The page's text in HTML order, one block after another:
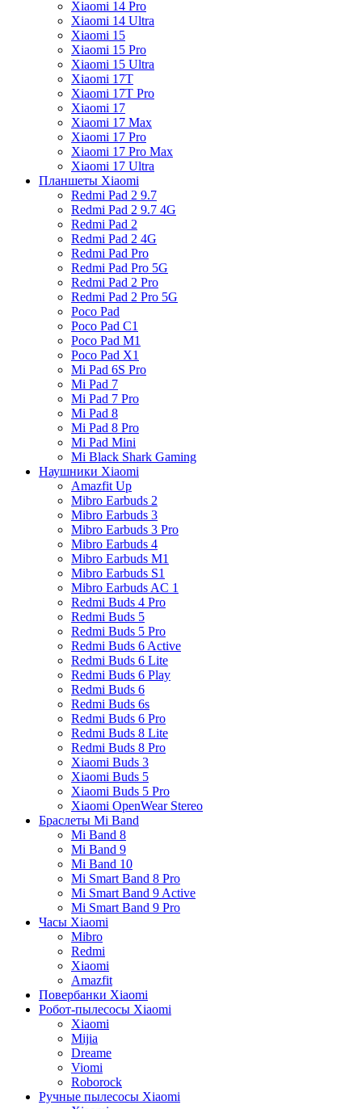
Xiaomi 14 Pro
Xiaomi 14 Ultra
Xiaomi 15
Xiaomi 15 Pro
Xiaomi 15 Ultra
Xiaomi 17T
Xiaomi 17T Pro
Xiaomi 17
Xiaomi 17 Max
Xiaomi 17 Pro
Xiaomi 17 Pro Max
Xiaomi 17 Ultra
Планшеты Xiaomi
Redmi Pad 2 9.7
Redmi Pad 2 9.7 4G
Redmi Pad 2
Redmi Pad 2 4G
Redmi Pad Pro
Redmi Pad Pro 5G
Redmi Pad 2 Pro
Redmi Pad 2 Pro 5G
Poco Pad
Poco Pad C1
Poco Pad M1
Poco Pad X1
Mi Pad 6S Pro
Mi Pad 7
Mi Pad 7 Pro
Mi Pad 8
Mi Pad 8 Pro
Mi Pad Mini
Mi Black Shark Gaming
Наушники Xiaomi
Amazfit Up
Mibro Earbuds 2
Mibro Earbuds 3
Mibro Earbuds 3 Pro
Mibro Earbuds 4
Mibro Earbuds M1
Mibro Earbuds S1
Mibro Earbuds AC 1
Redmi Buds 4 Pro
Redmi Buds 5
Redmi Buds 5 Pro
Redmi Buds 6 Active
Redmi Buds 6 Lite
Redmi Buds 6 Play
Redmi Buds 6
Redmi Buds 6s
Redmi Buds 6 Pro
Redmi Buds 8 Lite
Redmi Buds 8 Pro
Xiaomi Buds 3
Xiaomi Buds 5
Xiaomi Buds 5 Pro
Xiaomi OpenWear Stereo
Браслеты Mi Band
Mi Band 8
Mi Band 9
Mi Band 10
Mi Smart Band 8 Pro
Mi Smart Band 9 Active
Mi Smart Band 9 Pro
Часы Xiaomi
Mibro
Redmi
Xiaomi
Amazfit
Повербанки Xiaomi
Робот-пылесосы Xiaomi
Xiaomi
Mijia
Dreame
Viomi
Roborock
Ручные пылесосы Xiaomi